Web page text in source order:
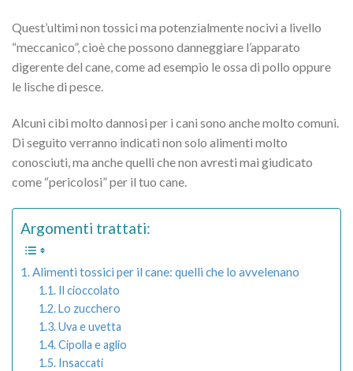
Quest’ultimi non tossici ma potenzialmente nocivi a livello
“meccanico”, cioè che possono danneggiare l’apparato
digerente del cane, come ad esempio le ossa di pollo oppure
le lische di pesce.
Alcuni cibi molto dannosi per i cani sono anche molto comuni.
Di seguito verranno indicati non solo alimenti molto
conosciuti, ma anche quelli che non avresti mai giudicato
come “pericolosi” per il tuo cane.
Argomenti trattati:
Alimenti tossici per il cane: quelli che lo avvelenano
Il cioccolato
Lo zucchero
Uva e uvetta
Cipolla e aglio
Insaccati